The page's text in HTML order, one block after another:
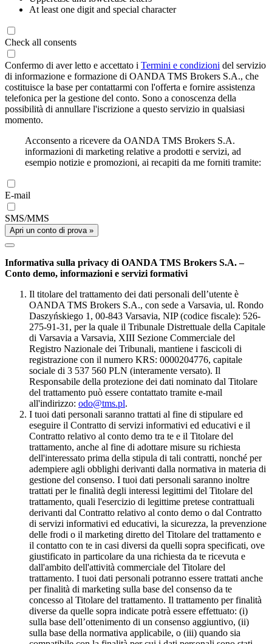
At least one digit and special character
Check all consents
Confermo di aver letto e accettato i Termini e condizioni del servizio
di informazione e formazione di OANDA TMS Brokers S.A., che
costituisce la base per contattarmi con l'offerta e fornire assistenza
telefonica per la gestione del conto. Sono a conoscenza della
possibilità di annullare l'iscrizione a questo servizio in qualsiasi
momento.
Acconsento a ricevere da OANDA TMS Brokers S.A.
informazioni di marketing relative a prodotti e servizi, ad
esempio notizie e promozioni, ai recapiti da me forniti tramite:
E-mail
SMS/MMS
Apri un conto di prova »
Informativa sulla privacy di OANDA TMS Brokers S.A. –
Conto demo, informazioni e servizi formativi
Il titolare del trattamento dei dati personali dell’utente è
OANDA TMS Brokers S.A., con sede a Varsavia, ul. Rondo
Daszyńskiego 1, 00-843 Varsavia, NIP (codice fiscale): 526-
275-91-31, per la quale il Tribunale Distrettuale della Capitale
di Varsavia a Varsavia, XIII Sezione Commerciale del
Registro Nazionale dei Tribunali, mantiene i fascicoli di
registrazione con il numero KRS: 0000204776, capitale
sociale di 3 537 560 PLN (interamente versato). Il
Responsabile della protezione dei dati nominato dal Titolare
del trattamento può essere contattato tramite e-mail
all'indirizzo: odo@tms.pl.
I tuoi dati personali saranno trattati al fine di stipulare ed
eseguire il Contratto di servizi informativi ed educativi e il
Contratto relativo al conto demo tra te e il Titolare del
trattamento, anche al fine di adottare misure su richiesta
dell'interessato prima della stipula di tali contratti, nonché per
adempiere agli obblighi derivanti dalla normativa in materia di
gestione del consenso. I tuoi dati personali saranno inoltre
trattati per le finalità degli interessi legittimi del Titolare del
trattamento, quali l'esercizio di legittime pretese contrattuali
derivanti dal Contratto relativo al conto demo o dal Contratto
di servizi informativi ed educativi, la sicurezza, la prevenzione
delle frodi o il marketing diretto del Titolare del trattamento e
il contatto con te in casi diversi da quelli sopra specificati, ove
giustificato in particolare da una richiesta da te ricevuta e
dall'ambito dell'attività commerciale del Titolare del
trattamento. I tuoi dati personali potranno essere trattati anche
per finalità di marketing sulla base del consenso da te
concesso al Titolare del trattamento. Il trattamento per finalità
diverse da quelle sopra indicate potrà essere effettuato: (i)
sulla base dell’ottenimento di un consenso aggiuntivo, (ii)
sulla base della normativa applicabile, o (iii) quando sia